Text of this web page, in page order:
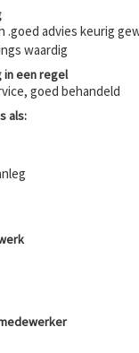
.goed advies keurig
waardig
in een regel
goed behandeld
als: